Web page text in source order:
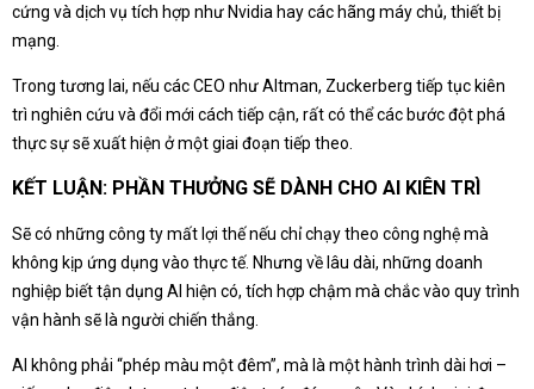
cứng và dịch vụ tích hợp như Nvidia hay các hãng máy chủ, thiết bị
mạng.
Trong tương lai, nếu các CEO như Altman, Zuckerberg tiếp tục kiên
trì nghiên cứu và đổi mới cách tiếp cận, rất có thể các bước đột phá
thực sự sẽ xuất hiện ở một giai đoạn tiếp theo.
KẾT LUẬN: PHẦN THƯỞNG SẼ DÀNH CHO AI KIÊN TRÌ
Sẽ có những công ty mất lợi thế nếu chỉ chạy theo công nghệ mà
không kịp ứng dụng vào thực tế. Nhưng về lâu dài, những doanh
nghiệp biết tận dụng AI hiện có, tích hợp chậm mà chắc vào quy trình
vận hành sẽ là người chiến thắng.
AI không phải “phép màu một đêm”, mà là một hành trình dài hơi –